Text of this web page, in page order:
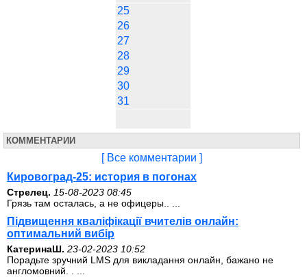
25
26
27
28
29
30
31
КОММЕНТАРИИ
[ Все комментарии ]
Кировоград-25: история в погонах
Стрелец. 15-08-2023 08:45
Грязь там осталась, а не офицеры.. ...
Підвищення кваліфікації вчителів онлайн:
оптимальний вибір
КатеринаШ. 23-02-2023 10:52
Порадьте зручний LMS для викладання онлайн, бажано не
англомовний. . ...